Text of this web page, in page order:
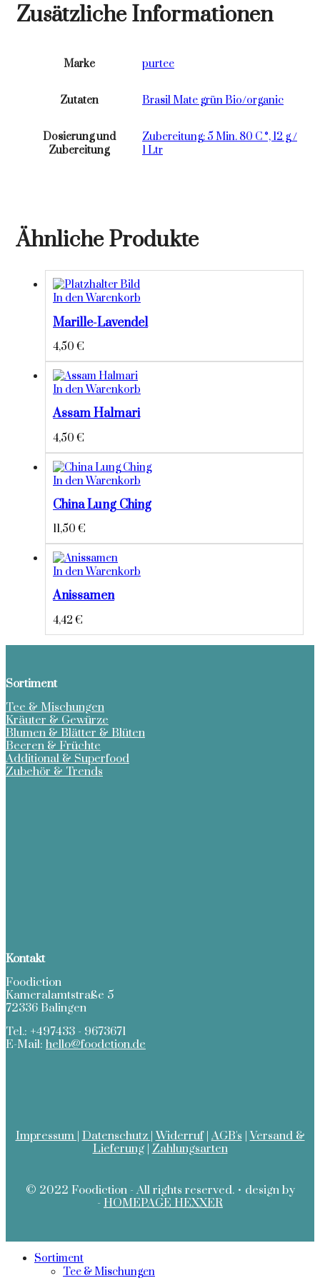
Zusätzliche Informationen
Marke purtee
Zutaten Brasil Mate grün Bio/organic
Dosierung und
Zubereitung
Zubereitung: 5 Min. 80 C °, 12 g /
1 Ltr
Ähnliche Produkte
In den Warenkorb
Marille-Lavendel
4,50 €
In den Warenkorb
Assam Halmari
4,50 €
In den Warenkorb
China Lung Ching
11,50 €
In den Warenkorb
Anissamen
4,42 €
Sortiment
Tee & Mischungen
Kräuter & Gewürze
Blumen & Blätter & Blüten
Beeren & Früchte
Additional & Superfood
Zubehör & Trends
Kontakt
Foodiction
Kameralamtstraße 5
72336 Balingen
Tel.: +497433 - 9673671
E-Mail: hello@foodction.de
Impressum | Datenschutz | Widerruf|AGB's |Versand &
Lieferung| Zahlungsarten
© 2022 Foodiction - All rights reserved. • design by
- HOMEPAGE HEXXER
Sortiment
Tee & Mischungen